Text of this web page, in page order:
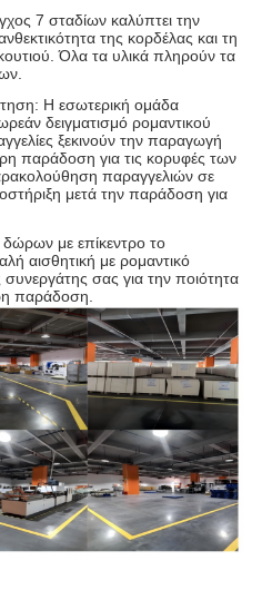
7 σταδίων καλύπτει την
της κορδέλας και τη
Όλα τα υλικά πληρούν τα
Η εσωτερική ομάδα
δειγματισμό ρομαντικού
ξεκινούν την παραγωγή
παράδοση για τις κορυφές των
παραγγελιών σε
μετά την παράδοση για
δώρων με επίκεντρο το
αισθητική με ρομαντικό
σας για την ποιότητα
παράδοση.